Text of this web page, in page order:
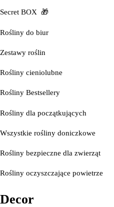
Secret BOX 🎁
Rośliny do biur
Zestawy roślin
Rośliny cieniolubne
Rośliny Bestsellery
Rośliny dla początkujących
Wszystkie rośliny doniczkowe
Rośliny bezpieczne dla zwierząt
Rośliny oczyszczające powietrze
Decor